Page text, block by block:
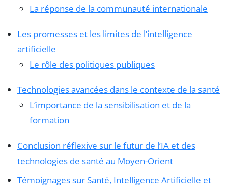
La réponse de la communauté internationale
Les promesses et les limites de l’intelligence
artificielle
Le rôle des politiques publiques
Technologies avancées dans le contexte de la santé
L’importance de la sensibilisation et de la
formation
Conclusion réflexive sur le futur de l’IA et des
technologies de santé au Moyen-Orient
Témoignages sur Santé, Intelligence Artificielle et